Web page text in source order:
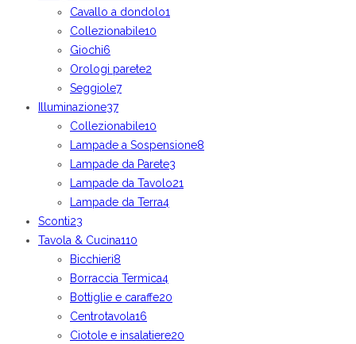
Cavallo a dondolo1
Collezionabile10
Giochi6
Orologi parete2
Seggiole7
Illuminazione37
Collezionabile10
Lampade a Sospensione8
Lampade da Parete3
Lampade da Tavolo21
Lampade da Terra4
Sconti23
Tavola & Cucina110
Bicchieri8
Borraccia Termica4
Bottiglie e caraffe20
Centrotavola16
Ciotole e insalatiere20